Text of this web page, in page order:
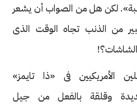
لكن هل من الصواب أن يشعر
من الذنب تجاه الوقت الذى
الأمريكيين فى «ذا تايمز»
وقلقة بالفعل من جيل